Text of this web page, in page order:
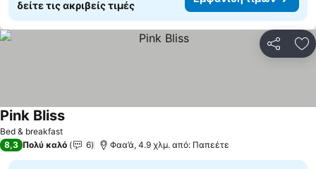
δείτε τις ακριβείς τιμές
Bed & breakfast
Pink BlissΕμφάνιση τιμών
8,3 Πολύ καλό 6 Φαα’ά, 4.9 χλμ. από: Παπεέτε